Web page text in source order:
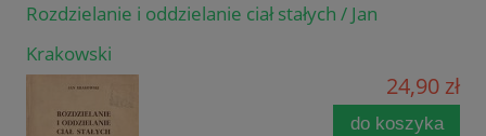
Rozdzielanie i oddzielanie ciał stałych / Jan
Krakowski
24,90 zł
do koszyka